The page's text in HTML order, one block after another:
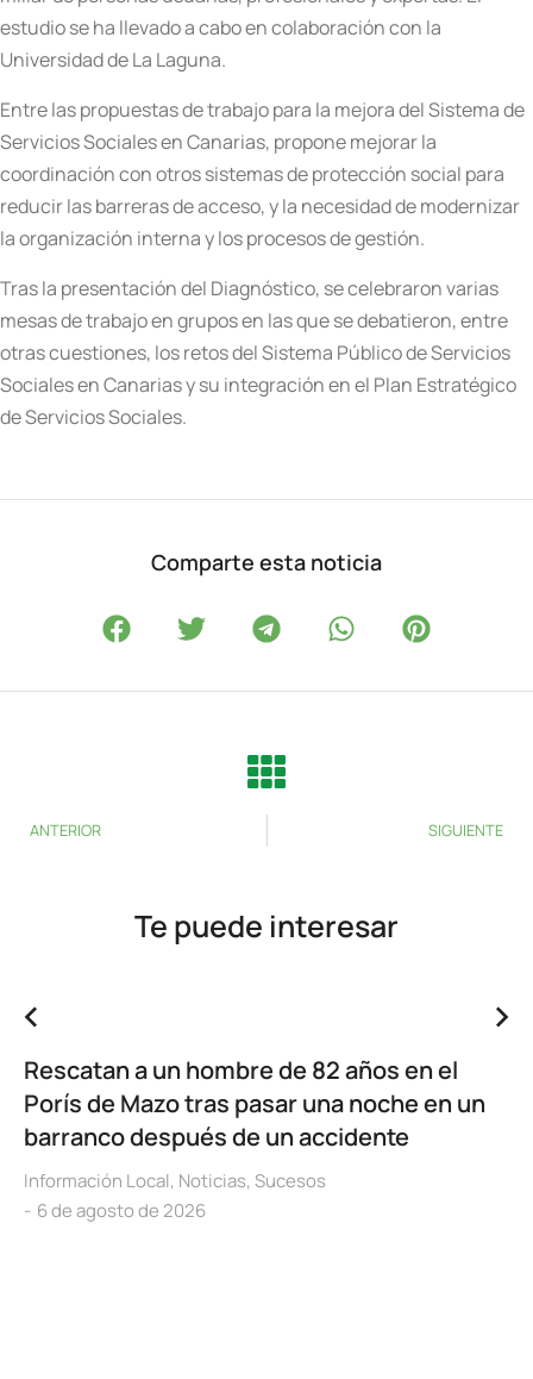
estudio se ha llevado a cabo en colaboración con la
Universidad de La Laguna.
Entre las propuestas de trabajo para la mejora del Sistema de
Servicios Sociales en Canarias, propone mejorar la
coordinación con otros sistemas de protección social para
reducir las barreras de acceso, y la necesidad de modernizar
la organización interna y los procesos de gestión.
Tras la presentación del Diagnóstico, se celebraron varias
mesas de trabajo en grupos en las que se debatieron, entre
otras cuestiones, los retos del Sistema Público de Servicios
Sociales en Canarias y su integración en el Plan Estratégico
de Servicios Sociales.
Comparte esta noticia
ANTERIOR SIGUIENTE
Te puede interesar
Rescatan a un hombre de 82 años en el
Porís de Mazo tras pasar una noche en un
barranco después de un accidente
Información Local, Noticias, Sucesos
6 de agosto de 2026